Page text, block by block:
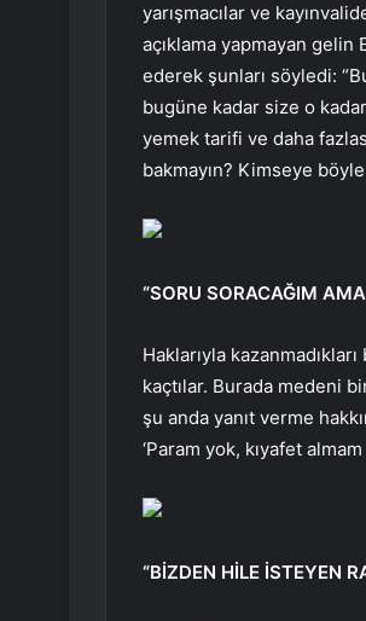
yarışmacılar ve
açıklama yapmayan gelin
ederek şunları söyledi:
bugüne kadar size o
yemek tarifi ve daha
bakmayın? Kimseye
“SORU SORACAĞIM
Haklarıyla
kaçtılar. Burada medeni
şu anda yanıt verme
‘Param yok, kıyafet
“BİZDEN HİLE İSTEYEN